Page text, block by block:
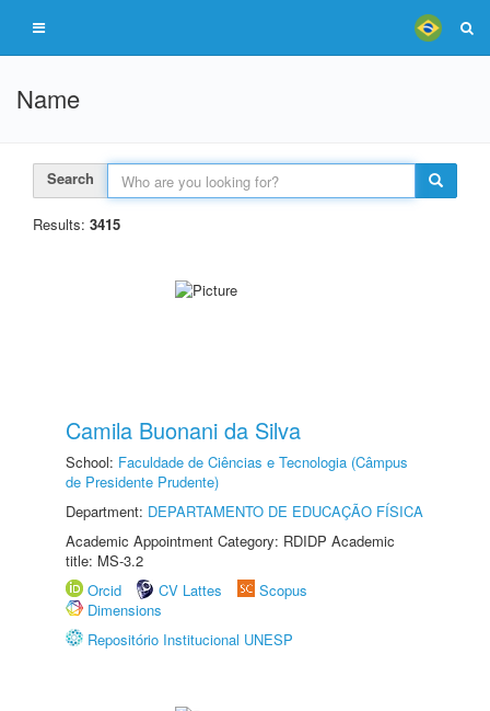
Name
Search
Results: 3415
Camila Buonani da Silva
School: Faculdade de Ciências e Tecnologia (Câmpus
de Presidente Prudente)
Department: DEPARTAMENTO DE EDUCAÇÃO FÍSICA
Academic Appointment Category: RDIDP Academic
title: MS-3.2
Orcid
CV Lattes
Scopus
Dimensions
Repositório Institucional UNESP